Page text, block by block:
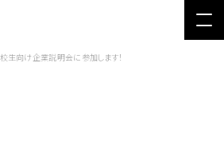
生向け企業説明会に参加します！